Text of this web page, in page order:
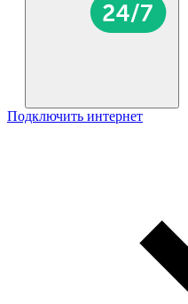
Подключить интернет